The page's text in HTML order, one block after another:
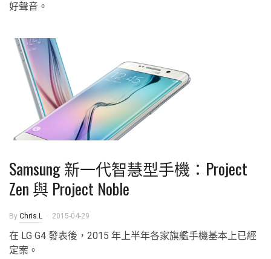
好聲音。
Samsung 新一代智慧型手機：Project
Zen 與 Project Noble
By Chris.L 2015-04-29
在 LG G4 發表後，2015 年上半年各家旗艦手機基本上已經
定案。